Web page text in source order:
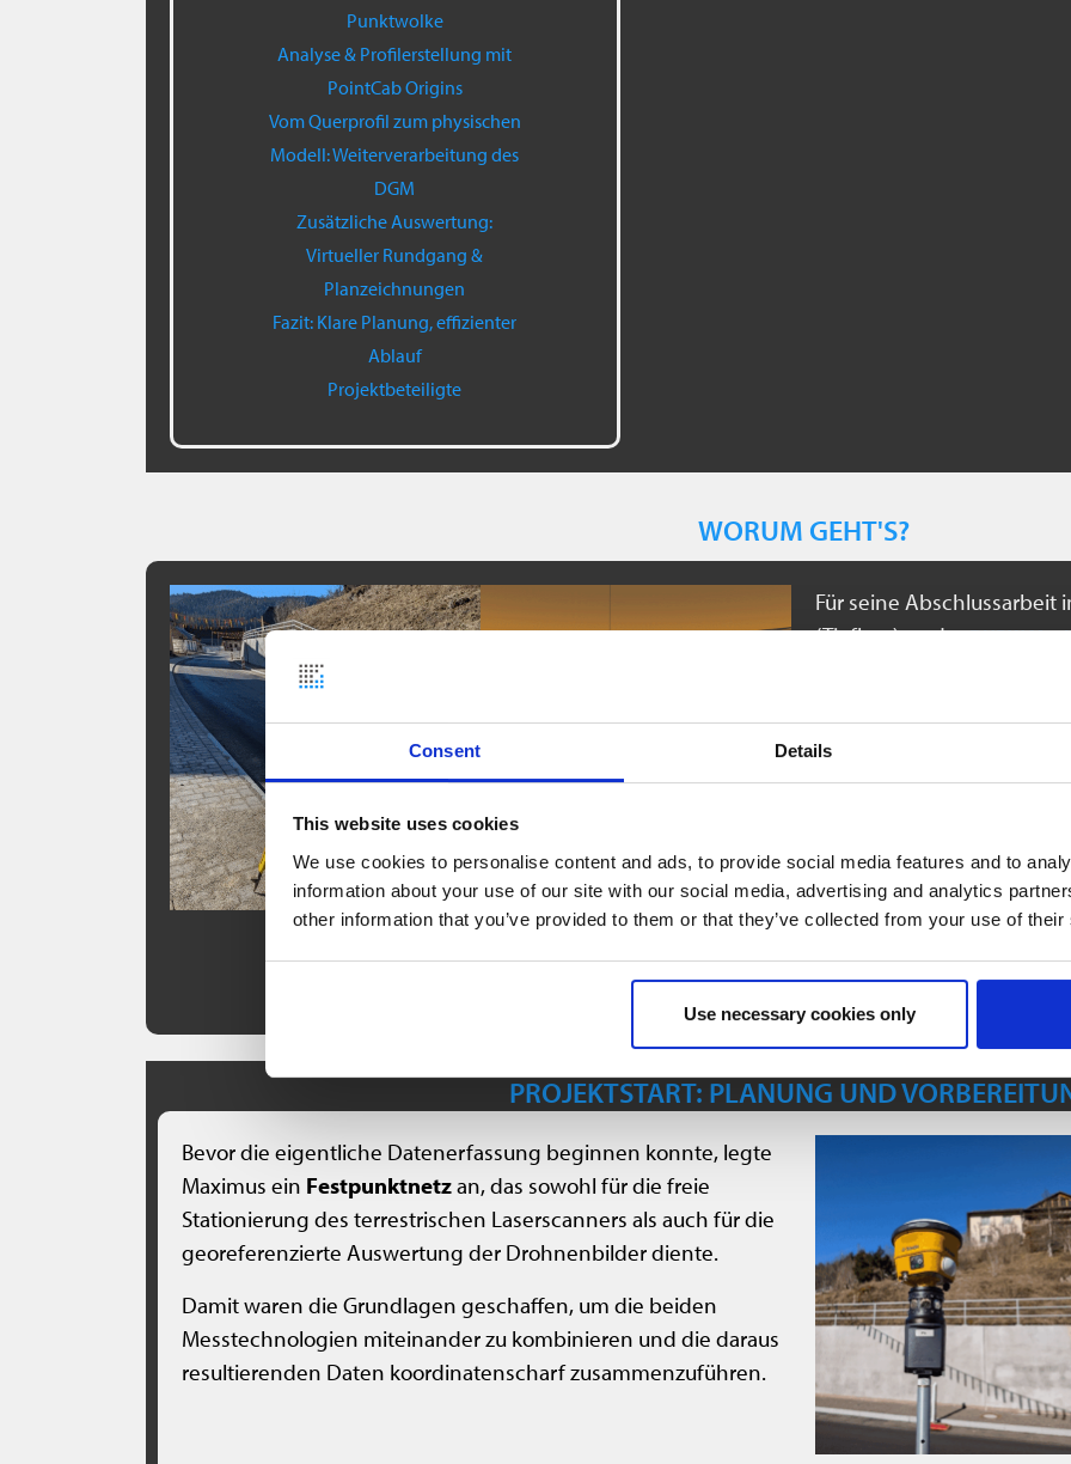
Consent Details
This website uses cookies
We use cookies to personalise content and ads, to provide social media features and to
information about your use of our site with our social media, advertising and analytics
other information that you’ve provided to them or that they’ve collected from your use of
Use necessary cookies only
Punktwolke
Analyse & Profilerstellung mit
PointCab Origins
Vom Querprofil zum physischen
Modell: Weiterverarbeitung des
DGM
Zusätzliche Auswertung:
Virtueller Rundgang &
Planzeichnungen
Fazit: Klare Planung, effizienter
Ablauf
Projektbeteiligte
WORUM GEHT'S?
Für seine Abschlussarbeit
(Tiefbau) an derDHBW
modernen, kombinierten
Das Projektziel war klar
verwertbare
entlang der
Neben
3D-Modell entstehen,
Der Ansatz: die
terrestrischem
Punktwolkenverarbeitung
PROJEKTSTART: PLANUNG UND
Bevor die eigentliche Datenerfassung beginnen konnte, legte
Maximus ein Festpunktnetzan, das sowohl für die freie
Stationierung des terrestrischen Laserscanners als auch für die
georeferenzierte Auswertung der Drohnenbilder diente.
Damit waren die Grundlagen geschaffen, um die beiden
Messtechnologien miteinander zu kombinieren und die daraus
resultierenden Daten koordinatenscharf zusammenzuführen.